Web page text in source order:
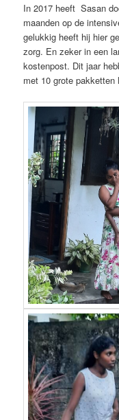
In 2017 heeft Sasan
maanden op de
gelukkig heeft hij hier
zorg. En zeker in een
kostenpost. Dit jaar
met 10 grote pakketten